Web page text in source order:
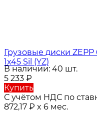
Грузовые диски ZEPP
1x45 Sil (YZ)
В наличии: 40 шт.
5 233 ₽
Купить
С учётом НДС по
872,17 ₽ x 6 мес.